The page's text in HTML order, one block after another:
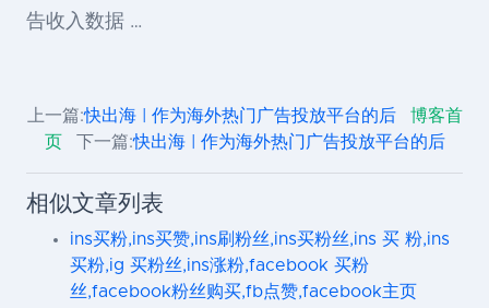
告收入数据 …
上一篇:快出海 | 作为海外热门广告投放平台的后
博客首
页
下一篇:快出海 | 作为海外热门广告投放平台的后
相似文章列表
ins买粉,ins买赞,ins刷粉丝,ins买粉丝,ins 买 粉,ins
买粉,ig 买粉丝,ins涨粉,facebook 买粉
丝,facebook粉丝购买,fb点赞,facebook主页